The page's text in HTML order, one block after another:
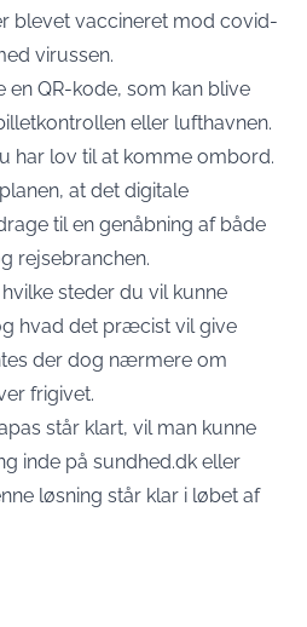
blevet vaccineret mod covid-
virussen.
en QR-kode, som kan blive
eller lufthavnen.
har lov til at komme ombord.
at det digitale
til en genåbning af både
rejsebranchen.
steder du vil kunne
hvad det præcist vil give
der dog nærmere om
frigivet.
står klart, vil man kunne
inde på sundhed.dk eller
løsning står klar i løbet af